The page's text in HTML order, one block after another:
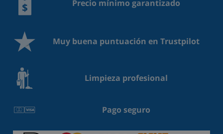
Precio mínimo garantizado
Muy buena puntuación en Trustpilot
Limpieza profesional
Pago seguro